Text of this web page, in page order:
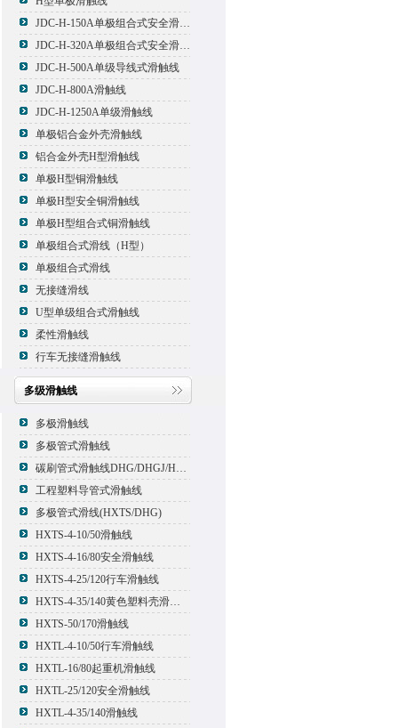
JDC-H-150A单极组合式安全滑触线
JDC-H-320A单极组合式安全滑触线
JDC-H-500A单级导线式滑触线
JDC-H-800A滑触线
JDC-H-1250A单级滑触线
单极铝合金外壳滑触线
铝合金外壳H型滑触线
单极H型铜滑触线
单极H型安全铜滑触线
单极H型组合式铜滑触线
单极组合式滑线（H型）
单极组合式滑线
无接缝滑线
U型单级组合式滑触线
柔性滑触线
行车无接缝滑触线
多级滑触线
多极滑触线
多极管式滑触线
碳刷管式滑触线DHG/DHGJ/HXTL/HXTS-4
工程塑料导管式滑触线
多极管式滑线(HXTS/DHG)
HXTS-4-10/50滑触线
HXTS-4-16/80安全滑触线
HXTS-4-25/120行车滑触线
HXTS-4-35/140黄色塑料壳滑触线
HXTS-50/170滑触线
HXTL-4-10/50行车滑触线
HXTL-16/80起重机滑触线
HXTL-25/120安全滑触线
HXTL-4-35/140滑触线